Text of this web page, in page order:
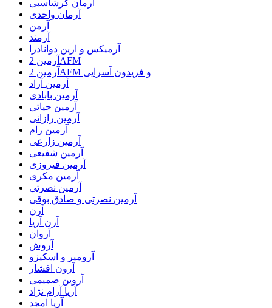
آرمان گرشاسبی
آرمان واحدی
آرمن
آرمند
آرمیکس و ارین دوانادرا
آرمین 2AFM
آرمین 2AFM و فریدون آسرایی
آرمین آراد
آرمین بابادی
آرمین حیاتی
آرمین رازانی
آرمین رام
آرمین زارعی
آرمین شفیعی
آرمین فیروزی
آرمین مکری
آرمین نصرتی
آرمین نصرتی و صادق بوقی
آرن
آرن آریا
آروان
آروش
آرومیر و اسکیزو
آرون افشار
آروین صمیمی
آریا آرام نژاد
آریا امجد